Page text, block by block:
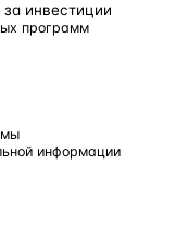
инвестиции
программ
информации